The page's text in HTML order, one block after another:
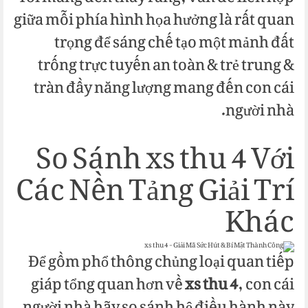
giữa mỗi phía hình họa hưởng là rất quan
trọng để sáng chế tạo một mảnh đất
trống trực tuyến an toàn & trẻ trung &
tràn đầy năng lượng mang đến con cái
người nhà.
So Sánh xs thu 4 Với
Các Nền Tảng Giải Trí
Khác
Để gồm phổ thông chủng loại quan tiếp
giáp tổng quan hơn vềxs thu 4, con cái